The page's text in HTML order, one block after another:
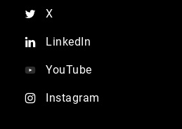
X
LinkedIn
YouTube
Instagram